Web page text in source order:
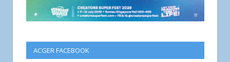
ACGER FACEBOOK